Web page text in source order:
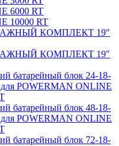
6000 RT
10000 RT
КОМПЛЕКТ 19"
КОМПЛЕКТ 19"
батарейный блок 24-18-
POWERMAN ONLINE
батарейный блок 48-18-
POWERMAN ONLINE
батарейный блок 72-18-